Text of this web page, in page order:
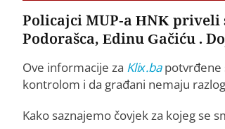
Policajci MUP-a HNK priveli
Podorašca, Edinu Gačiću .
Ove informacije za Klix.bapotvrđene
kontrolom i da građani nemaju
Kako saznajemo čovjek za kojeg se